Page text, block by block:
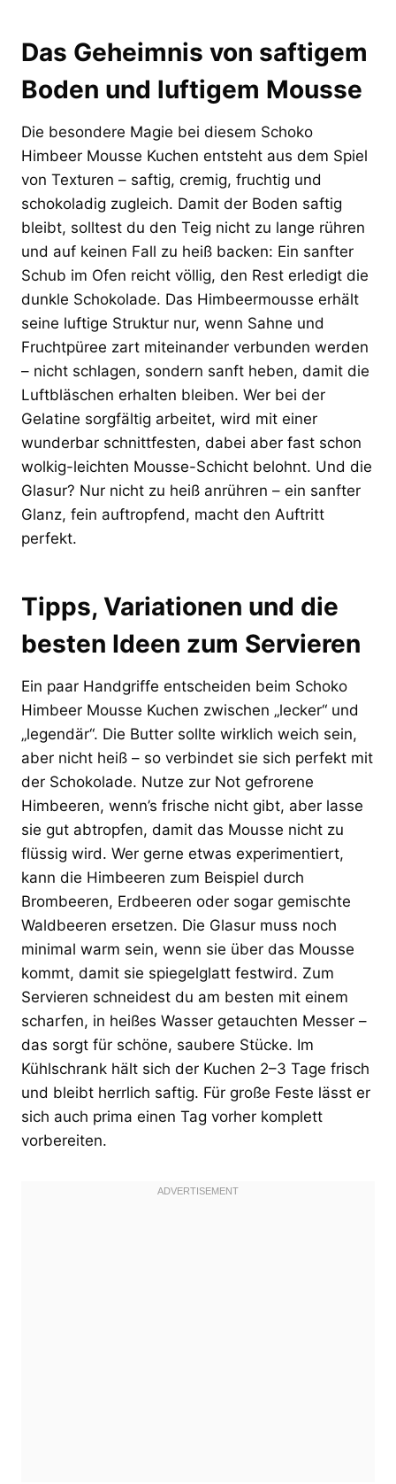
Das Geheimnis von saftigem
Boden und luftigem Mousse
Die besondere Magie bei diesem Schoko
Himbeer Mousse Kuchen entsteht aus dem Spiel
von Texturen – saftig, cremig, fruchtig und
schokoladig zugleich. Damit der Boden saftig
bleibt, solltest du den Teig nicht zu lange rühren
und auf keinen Fall zu heiß backen: Ein sanfter
Schub im Ofen reicht völlig, den Rest erledigt die
dunkle Schokolade. Das Himbeermousse erhält
seine luftige Struktur nur, wenn Sahne und
Fruchtpüree zart miteinander verbunden werden
– nicht schlagen, sondern sanft heben, damit die
Luftbläschen erhalten bleiben. Wer bei der
Gelatine sorgfältig arbeitet, wird mit einer
wunderbar schnittfesten, dabei aber fast schon
wolkig-leichten Mousse-Schicht belohnt. Und die
Glasur? Nur nicht zu heiß anrühren – ein sanfter
Glanz, fein auftropfend, macht den Auftritt
perfekt.
Tipps, Variationen und die
besten Ideen zum Servieren
Ein paar Handgriffe entscheiden beim Schoko
Himbeer Mousse Kuchen zwischen „lecker“ und
„legendär“. Die Butter sollte wirklich weich sein,
aber nicht heiß – so verbindet sie sich perfekt mit
der Schokolade. Nutze zur Not gefrorene
Himbeeren, wenn’s frische nicht gibt, aber lasse
sie gut abtropfen, damit das Mousse nicht zu
flüssig wird. Wer gerne etwas experimentiert,
kann die Himbeeren zum Beispiel durch
Brombeeren, Erdbeeren oder sogar gemischte
Waldbeeren ersetzen. Die Glasur muss noch
minimal warm sein, wenn sie über das Mousse
kommt, damit sie spiegelglatt festwird. Zum
Servieren schneidest du am besten mit einem
scharfen, in heißes Wasser getauchten Messer –
das sorgt für schöne, saubere Stücke. Im
Kühlschrank hält sich der Kuchen 2–3 Tage frisch
und bleibt herrlich saftig. Für große Feste lässt er
sich auch prima einen Tag vorher komplett
vorbereiten.